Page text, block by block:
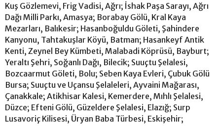
Kuş Gözlemevi, Frig Vadisi, Ağrı; İshak Paşa Sarayı, Ağrı
Dağı Milli Parkı, Amasya; Borabay Gölü, Kral Kaya
Mezarları, Balıkesir; Hasanboğuldu Göleti, Şahindere
Kanyonu, Tahtakuşlar Köyü, Batman; Hasankeyf Antik
Kenti, Zeynel Bey Kümbeti, Malabadi Köprüsü, Bayburt;
Yeraltı Şehri, Soğanlı Dağı, Bilecik; Suuçtu Şelalesi,
Bozcaarmut Göleti, Bolu; Seben Kaya Evleri, Çubuk Gölü
Bursa; Suuçtu ve Uçansu Şelaleleri, Ayvaini Mağarası,
Çanakkale; Atikhisar Kalesi, Kemerdere, Mıhlı Şelalesi,
Düzce; Efteni Gölü, Güzeldere Şelalesi, Elazığ; Surp
Lusavoriç Kilisesi, Üryan Baba Türbesi, Eskişehir;